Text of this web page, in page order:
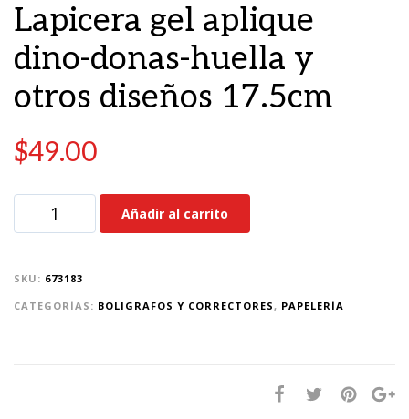
Lapicera gel aplique
dino-donas-huella y
otros diseños 17.5cm
$49.00
Añadir al carrito
SKU: 673183
CATEGORÍAS: BOLIGRAFOS Y CORRECTORES, PAPELERÍA